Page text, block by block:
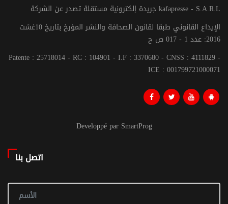
جريدة إلكترونية مستقلة تصدر عن الشركة kafapresse - S.A.R.L
الإيداع القانوني طبقا لقانون الصحافة والنشر المؤرخ بتاريخ 10غشت
2016: عدد 1 - 017 ص ح
Patente : 25718014 - RC : 104901 - I.F : 3370680 - CNSS : 4111829 -
ICE : 001799721000071
Developpé par SmartProg
اتصل بنا